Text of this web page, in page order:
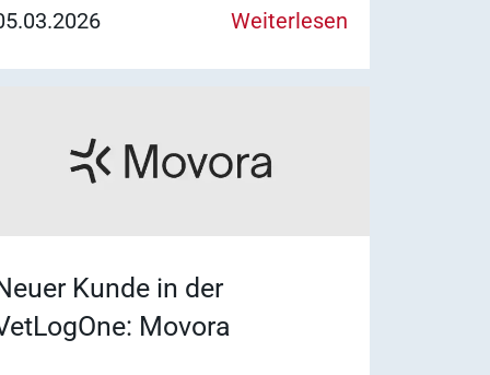
Weiterlesen
Kunde in der
Movora